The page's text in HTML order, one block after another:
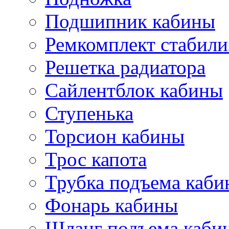
Подшипник кабины
Ремкомплект
Решетка радиатора
Сайлентблок кабины
Ступенька
Торсион кабины
Трос капота
Трубка подъема
Фонарь кабины